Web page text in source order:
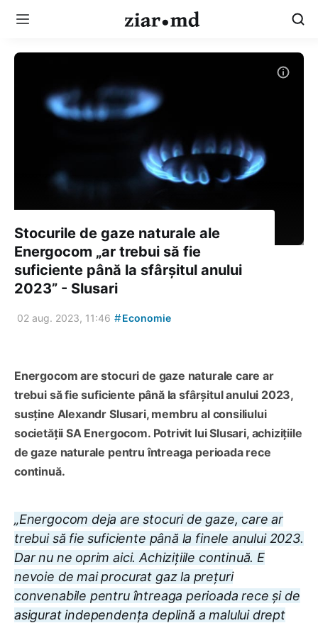
Stocurile de gaze naturale ale
Energocom „ar trebui să fie
suficiente până la sfârșitul anului
2023” - Slusari
02 aug. 2023, 11:46 #Economie
Energocom are stocuri de gaze naturale care ar
trebui să fie suficiente până la sfârșitul anului 2023,
susține Alexandr Slusari, membru al consiliului
societății SA Energocom. Potrivit lui Slusari, achizițiile
de gaze naturale pentru întreaga perioada rece
continuă.
„Energocom deja are stocuri de gaze, care ar
trebui să fie suficiente până la finele anului 2023.
Dar nu ne oprim aici. Achizițiile continuă. E
nevoie de mai procurat gaz la prețuri
convenabile pentru întreaga perioada rece și de
asigurat independența deplină a malului drept